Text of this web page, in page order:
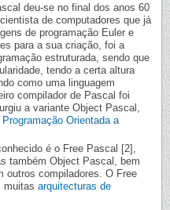
deu-se no final dos anos 60
de computadores que já
de programação Euler e
para a sua criação, foi a
estruturada, sendo que
tendo a certa altura
como uma linguagem
compilador de Pascal foi
a variante Object Pascal,
Programação Orientada a
é o Free Pascal [2],
também Object Pascal, bem
outros compiladores. O Free
muitas arquitecturas de